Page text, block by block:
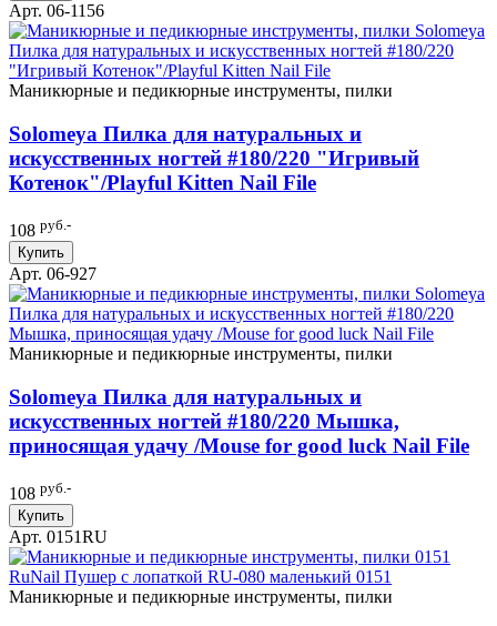
Арт. 06-1156
Маникюрные и педикюрные инструменты, пилки
Solomeya Пилка для натуральных и
искусственных ногтей #180/220 "Игривый
Котенок"/Playful Kitten Nail File
108 руб.-
Купить
Арт. 06-927
Маникюрные и педикюрные инструменты, пилки
Solomeya Пилка для натуральных и
искусственных ногтей #180/220 Мышка,
приносящая удачу /Mouse for good luck Nail File
108 руб.-
Купить
Арт. 0151RU
Маникюрные и педикюрные инструменты, пилки